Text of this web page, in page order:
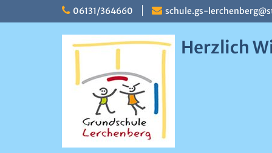
06131/364660 schule.gs-
Herzlich